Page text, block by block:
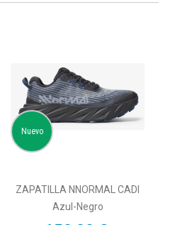
Nuevo
ZAPATILLA NNORMAL CADI
Azul-Negro